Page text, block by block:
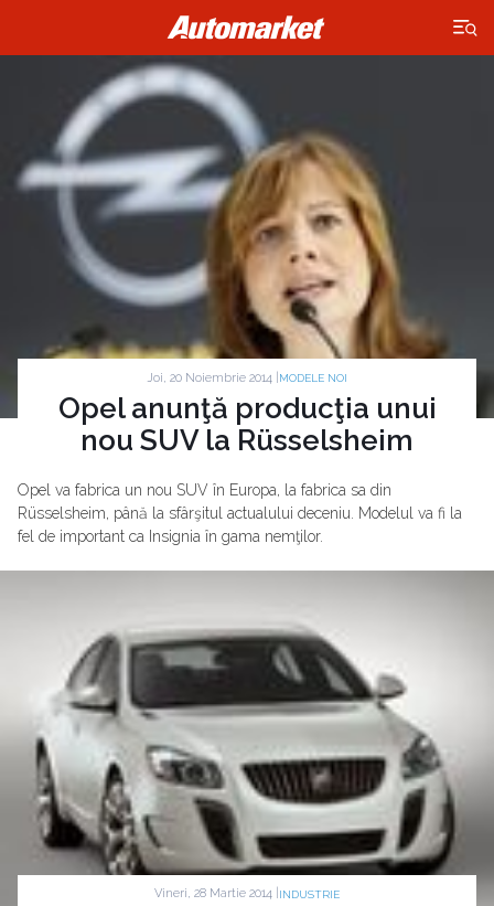
×
Joi, 20 Noiembrie 2014 | MODELE NOI
Opel anunţă producţia unui
nou SUV la Rüsselsheim
Opel va fabrica un nou SUV în Europa, la fabrica sa din
Rüsselsheim, până la sfârşitul actualului deceniu. Modelul va fi la
fel de important ca Insignia în gama nemţilor.
Vineri, 28 Martie 2014 | INDUSTRIE